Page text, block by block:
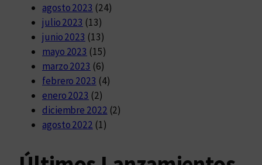
agosto 2023 (24)
julio 2023 (13)
junio 2023 (13)
mayo 2023 (15)
marzo 2023 (6)
febrero 2023 (4)
enero 2023 (2)
diciembre 2022 (2)
agosto 2022 (1)